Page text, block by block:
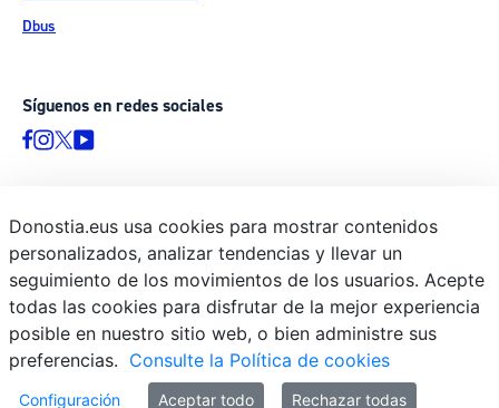
Dbus
Síguenos en redes sociales
© Donostiako Udala - Ayuntamiento de Donostia / San Sebastián
Ijentea 1, 20003 Donostia / San Sebastián
Aviso legal
Política de privacidad
Política de cookies
Declaración de accesibilidad
Donostia.eus usa cookies para mostrar contenidos
personalizados, analizar tendencias y llevar un
seguimiento de los movimientos de los usuarios. Acepte
todas las cookies para disfrutar de la mejor experiencia
posible en nuestro sitio web, o bien administre sus
preferencias. Consulte la Política de cookies
Configuración Aceptar todo Rechazar todas